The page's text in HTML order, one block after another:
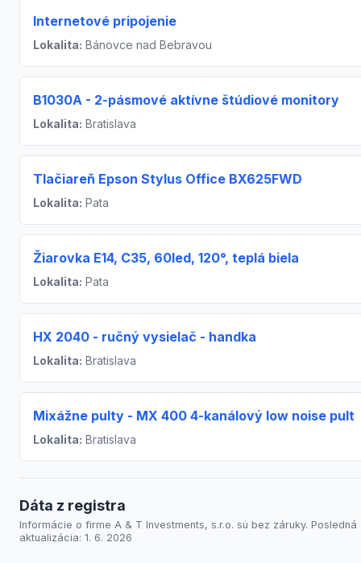
Internetové pripojenie
Lokalita: Bánovce nad Bebravou
B1030A - 2-pásmové aktívne štúdiové monitory
Lokalita: Bratislava
Tlačiareň Epson Stylus Office BX625FWD
Lokalita: Pata
Žiarovka E14, C35, 60led, 120°, teplá biela
Lokalita: Pata
HX 2040 - ručný vysielač - handka
Lokalita: Bratislava
Mixážne pulty - MX 400 4-kanálový low noise pult
Lokalita: Bratislava
Dáta z registra
Informácie o firme A & T Investments, s.r.o. sú bez záruky. Posledná
aktualizácia: 1. 6. 2026